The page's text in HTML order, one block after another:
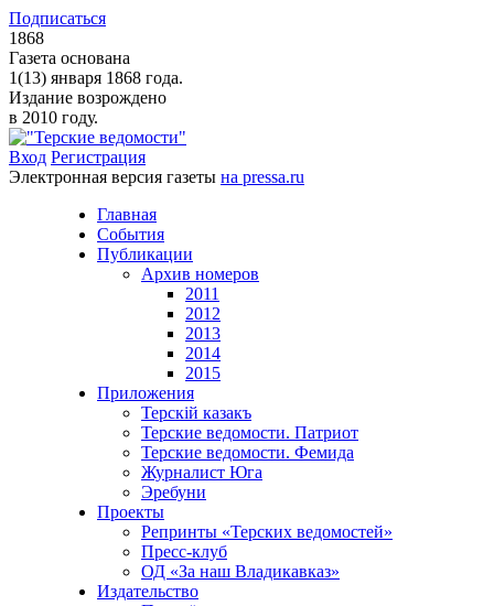
Подписаться
1868
Газета основана
1(13) января 1868 года.
Издание возрождено
в 2010 году.
Вход Регистрация
Электронная версия газеты на pressa.ru
Главная
События
Публикации
Архив номеров
2011
2012
2013
2014
2015
Приложения
Терскiй казакъ
Терские ведомости. Патриот
Терские ведомости. Фемида
Журналист Юга
Эребуни
Проекты
Репринты «Терских ведомостей»
Пресс-клуб
ОД «За наш Владикавказ»
Издательство